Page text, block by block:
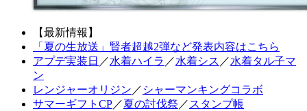
【最新情報】
「夏の生放送」賢者超越2弾など発表内容はこちら
アプデ実装日 ／水着ハイラ ／水着シス ／水着タル子マ
ン
レンジャーオリジン ／ シャーマンキングコラボ
サマーギフトCP／夏の討伐祭 ／ スタンプ帳